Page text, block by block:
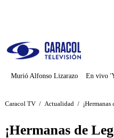
Murió Alfonso Lizarazo En vivo
Caracol TV / Actualidad /
¡Hermanas de